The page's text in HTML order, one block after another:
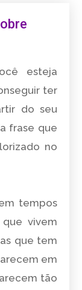
esteja
ter
do seu
frase que
no
tempos
vivem
que tem
em
tão